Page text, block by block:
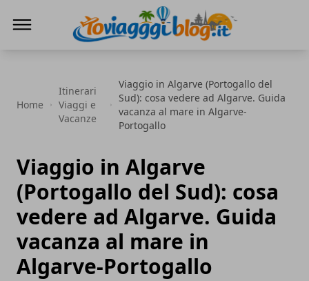
Home
Itinerari
Viaggi e
Vacanze
Viaggio in Algarve (Portogallo del
Sud): cosa vedere ad Algarve. Guida
vacanza al mare in Algarve-
Portogallo
Viaggio in Algarve
(Portogallo del Sud): cosa
vedere ad Algarve. Guida
vacanza al mare in
Algarve-Portogallo